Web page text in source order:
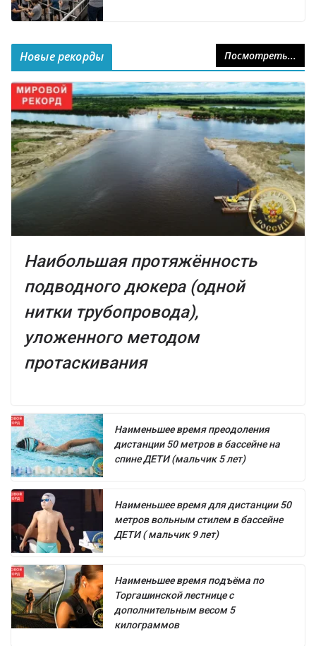
Новые рекорды Посмотреть...
Наибольшая протяжённость
подводного дюкера (одной
нитки трубопровода),
уложенного методом
протаскивания
Наименьшее время преодоления
дистанции 50 метров в бассейне на
спине ДЕТИ (мальчик 5 лет)
Наименьшее время для дистанции 50
метров вольным стилем в бассейне
ДЕТИ ( мальчик 9 лет)
Наименьшее время подъёма по
Торгашинской лестнице с
дополнительным весом 5
килограммов